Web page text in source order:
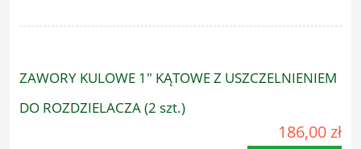
ZAWORY KULOWE 1" KĄTOWE Z USZCZELNIENIEM
DO ROZDZIELACZA (2 szt.)
186,00 zł